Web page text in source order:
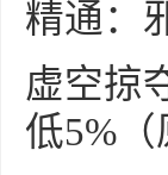
精通：
虚空掠
低5%（